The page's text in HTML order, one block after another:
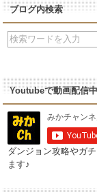
ブログ内検索
Youtubeで動画配信中
ダンジョン攻略やガ
ます♪